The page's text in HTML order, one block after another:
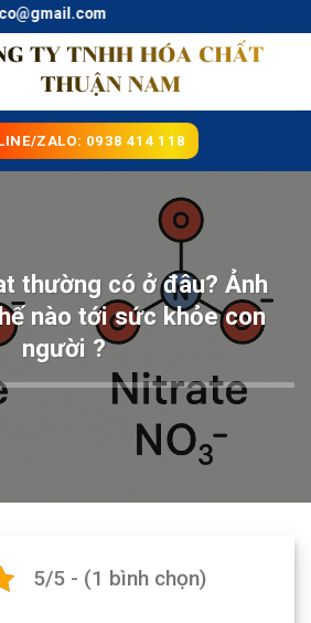
ZALO: 0938 414 118
thường có ở đâu? Ảnh
nào tới sức khỏe con
người ?
5/5 - (1 bình chọn)